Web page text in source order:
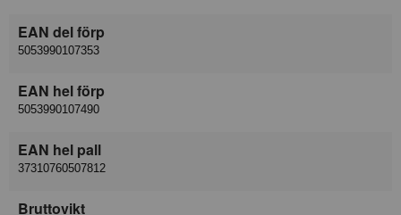
EAN del förp
5053990107353
EAN hel förp
5053990107490
EAN hel pall
37310760507812
Bruttovikt